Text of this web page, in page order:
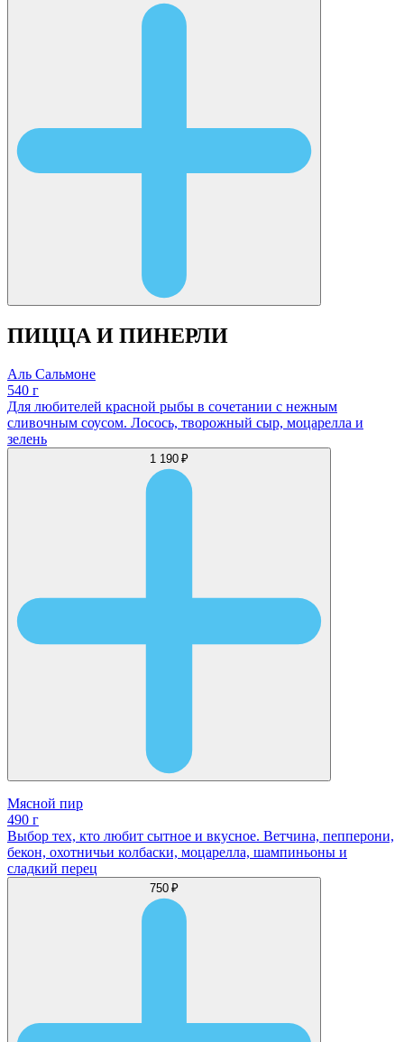
ПИЦЦА И ПИНЕРЛИ
Аль Сальмоне
540 г
Для любителей красной рыбы в сочетании с нежным
сливочным соусом. Лосось, творожный сыр, моцарелла и
зелень
1 190 ₽
Мясной пир
490 г
Выбор тех, кто любит сытное и вкусное. Ветчина, пепперони,
бекон, охотничьи колбаски, моцарелла, шампиньоны и
сладкий перец
750 ₽